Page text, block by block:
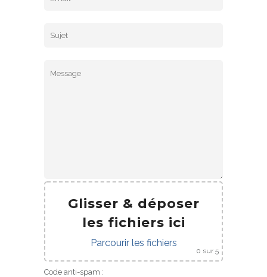
Glisser & déposer
les fichiers ici
Parcourir les fichiers
0 sur 5
Code anti-spam :